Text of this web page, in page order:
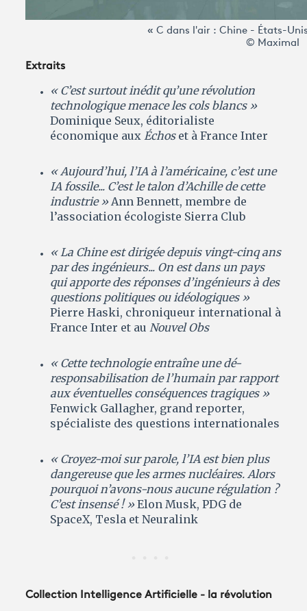
« C dans l'air : Chine - États-
© Maximal
Extraits
« C’est surtout inédit qu’une révolution
technologique menace les cols blancs »
Dominique Seux, éditorialiste
économique aux Échoset à France Inter
« Aujourd’hui, l’IA à l’américaine, c’est une
IA fossile... C’est le talon d’Achille de cette
industrie » Ann Bennett, membre de
l’association écologiste Sierra Club
« La Chine est dirigée depuis vingt-cinq ans
par des ingénieurs... On est dans un pays
qui apporte des réponses d’ingénieurs à des
questions politiques ou idéologiques »
Pierre Haski, chroniqueur international à
France Inter et au Nouvel Obs
« Cette technologie entraîne une dé-
responsabilisation de l’humain par rapport
aux éventuelles conséquences tragiques »
Fenwick Gallagher, grand reporter,
spécialiste des questions internationales
« Croyez-moi sur parole, l’IA est bien plus
dangereuse que les armes nucléaires. Alors
pourquoi n’avons-nous aucune régulation ?
C’est insensé ! »Elon Musk, PDG de
SpaceX, Tesla et Neuralink
Collection Intelligence Artificielle - la révolution